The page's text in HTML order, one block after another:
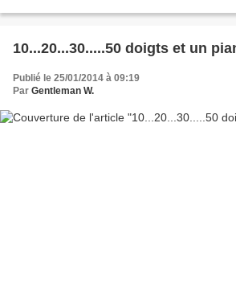
10...20...30.....50 doigts et un
Publié le 25/01/2014 à 09:19
Par Gentleman W.